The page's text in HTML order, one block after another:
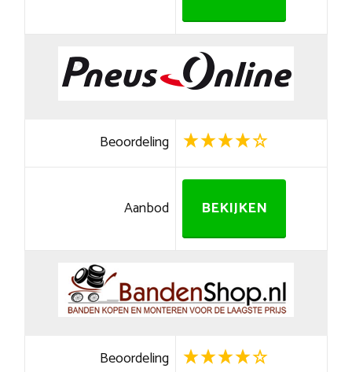
Beoordeling
Aanbod BEKIJKEN
Beoordeling